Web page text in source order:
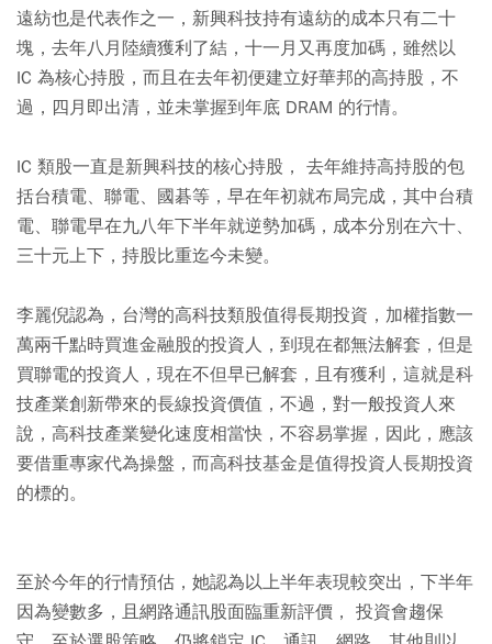
遠紡也是代表作之一，新興科技持有遠紡的成本只有二十
塊，去年八月陸續獲利了結，十一月又再度加碼，雖然以
IC 為核心持股，而且在去年初便建立好華邦的高持股，不
過，四月即出清，並未掌握到年底 DRAM 的行情。
IC 類股一直是新興科技的核心持股， 去年維持高持股的包
括台積電、聯電、國碁等，早在年初就布局完成，其中台積
電、聯電早在九八年下半年就逆勢加碼，成本分別在六十、
三十元上下，持股比重迄今未變。
李麗倪認為，台灣的高科技類股值得長期投資，加權指數一
萬兩千點時買進金融股的投資人，到現在都無法解套，但是
買聯電的投資人，現在不但早已解套，且有獲利，這就是科
技產業創新帶來的長線投資價值，不過，對一般投資人來
說，高科技產業變化速度相當快，不容易掌握，因此，應該
要借重專家代為操盤，而高科技基金是值得投資人長期投資
的標的。
至於今年的行情預估，她認為以上半年表現較突出，下半年
因為變數多，且網路通訊股面臨重新評價， 投資會趨保